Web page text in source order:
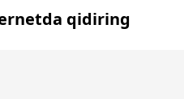
qidiring